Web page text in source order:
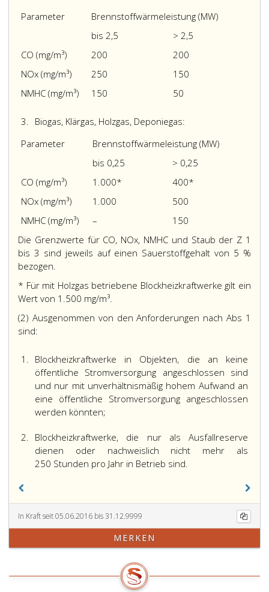
Parameter
Brennstoffwärmeleistung (MW)
bis 2,5
> 2,5
CO (mg/m³)
200
200
NOx(mg/m³) 250
150
NMHC (mg/m³)
150 50
3. Biogas, Klärgas, Holzgas, Deponiegas:
Parameter
Brennstoffwärmeleistung (MW)
bis 0,25
> 0,25
CO (mg/m³)
1.000*
400*
NOx(mg/m³) 1.000
500
NMHC (mg/m³)
–
150
Die Grenzwerte für CO, NOx, NMHC und Staub der Z 1
bis 3 sind jeweils auf einen Sauerstoffgehalt von 5 %
bezogen.
* Für mit Holzgas betriebene Blockheizkraftwerke gilt ein
Wert von 1.500 mg/m³.
(2) Ausgenommen von den Anforderungen nach Abs 1
sind:
1. Blockheizkraftwerke in Objekten, die an keine
öffentliche Stromversorgung angeschlossen sind
und nur mit unverhältnismäßig hohem Aufwand an
eine öffentliche Stromversorgung angeschlossen
werden könnten;
2. Blockheizkraftwerke, die nur als Ausfallreserve
dienen oder nachweislich nicht mehr als
250 Stunden pro Jahr in Betrieb sind.
In Kraft seit 05.06.2016 bis 31.12.9999
MERKEN